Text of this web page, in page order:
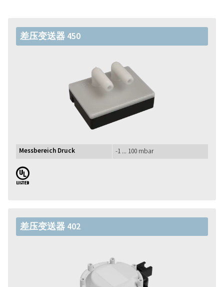
差压变送器 450
Messbereich Druck -1 ... 100 mbar
UL
差压变送器 402